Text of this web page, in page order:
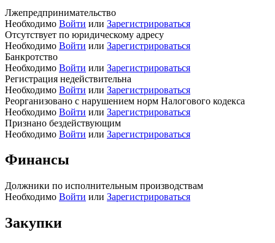
Лжепредпринимательство
Необходимо Войти или Зарегистрироваться
Отсутствует по юридическому адресу
Необходимо Войти или Зарегистрироваться
Банкротство
Необходимо Войти или Зарегистрироваться
Регистрация недействительна
Необходимо Войти или Зарегистрироваться
Реорганизовано с нарушением норм Налогового кодекса
Необходимо Войти или Зарегистрироваться
Признано бездействующим
Необходимо Войти или Зарегистрироваться
Финансы
Должники по исполнительным производствам
Необходимо Войти или Зарегистрироваться
Закупки